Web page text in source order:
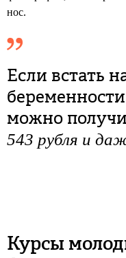
нос.
Если встать
беременности
можно
543 рубля и
Курсы